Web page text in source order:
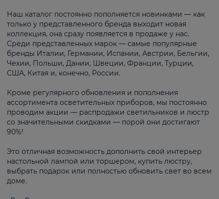
Наш каталог постоянно пополняется новинками — как
только у представленного бренда выходит новая
коллекция, она сразу появляется в продаже у нас.
Среди представленных марок — самые популярные
бренды Италии, Германии, Испании, Австрии, Бельгии,
Чехии, Польши, Дании, Швеции, Франции, Турции,
США, Китая и, конечно, России.
Кроме регулярного обновления и пополнения
ассортимента осветительных приборов, мы постоянно
проводим акции — распродажи светильников и люстр
со значительными скидками — порой они достигают
90%!
Это отличная возможность дополнить свой интерьер
настольной лампой или торшером, купить люстру,
выбрать подарок или полностью обновить свет во всем
доме.